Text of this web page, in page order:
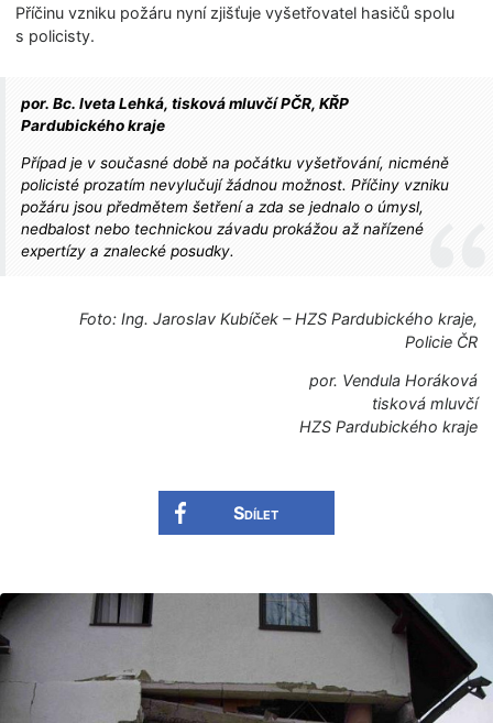
Příčinu vzniku požáru nyní zjišťuje vyšetřovatel hasičů spolu
s policisty.
por. Bc. Iveta Lehká, tisková mluvčí PČR, KŘP
Pardubického kraje
Případ je v současné době na počátku vyšetřování, nicméně
policisté prozatím nevylučují žádnou možnost. Příčiny vzniku
požáru jsou předmětem šetření a zda se jednalo o úmysl,
nedbalost nebo technickou závadu prokážou až nařízené
expertízy a znalecké posudky.
Foto: Ing. Jaroslav Kubíček – HZS Pardubického kraje,
Policie ČR
por. Vendula Horáková
tisková mluvčí
HZS Pardubického kraje
Sdílet